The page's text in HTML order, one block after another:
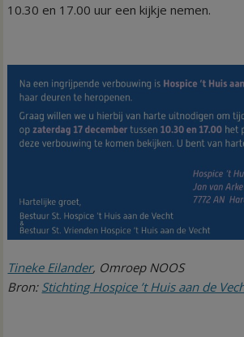
10.30 en 17.00 uur een kijkje nemen.
Tineke Eilander, Omroep NOOS
Bron: Stichting Hospice ’t Huis aan de